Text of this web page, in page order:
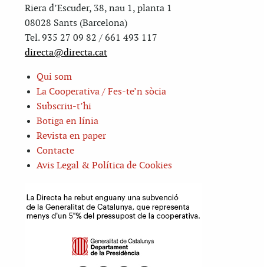
Riera d’Escuder, 38, nau 1, planta 1
08028 Sants (Barcelona)
Tel. 935 27 09 82 / 661 493 117
directa@directa.cat
Qui som
La Cooperativa / Fes-te’n sòcia
Subscriu-t’hi
Botiga en línia
Revista en paper
Contacte
Avis Legal & Política de Cookies